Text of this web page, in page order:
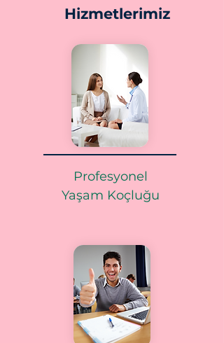
Hizmetlerimiz
Profesyonel
Yaşam Koçluğu